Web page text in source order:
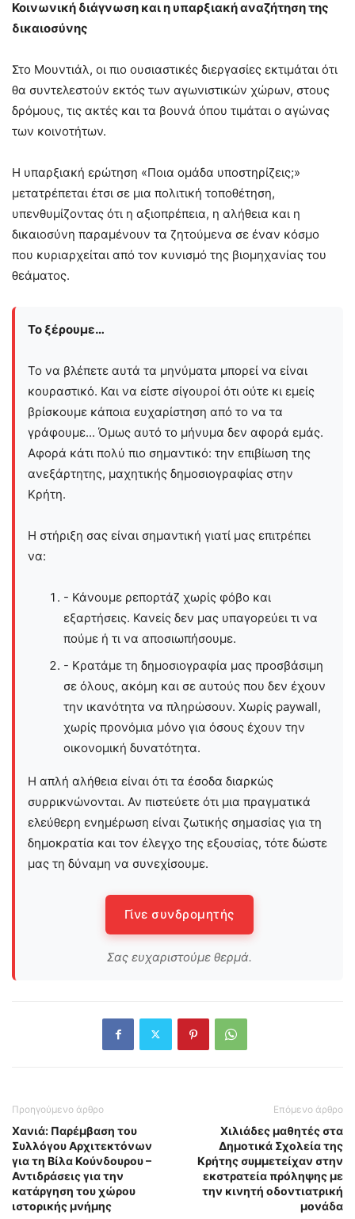
Κοινωνική διάγνωση και η υπαρξιακή αναζήτηση της
δικαιοσύνης
Στο Μουντιάλ, οι πιο ουσιαστικές διεργασίες εκτιμάται ότι
θα συντελεστούν εκτός των αγωνιστικών χώρων, στους
δρόμους, τις ακτές και τα βουνά όπου τιμάται ο αγώνας
των κοινοτήτων.
Η υπαρξιακή ερώτηση «Ποια ομάδα υποστηρίζεις;»
μετατρέπεται έτσι σε μια πολιτική τοποθέτηση,
υπενθυμίζοντας ότι η αξιοπρέπεια, η αλήθεια και η
δικαιοσύνη παραμένουν τα ζητούμενα σε έναν κόσμο
που κυριαρχείται από τον κυνισμό της βιομηχανίας του
θεάματος.
Το ξέρουμε…
Το να βλέπετε αυτά τα μηνύματα μπορεί να είναι
κουραστικό. Και να είστε σίγουροί ότι ούτε κι εμείς
βρίσκουμε κάποια ευχαρίστηση από το να τα
γράφουμε... Όμως αυτό το μήνυμα δεν αφορά εμάς.
Αφορά κάτι πολύ πιο σημαντικό: την επιβίωση της
ανεξάρτητης, μαχητικής δημοσιογραφίας στην
Kρήτη.
Η στήριξη σας είναι σημαντική γιατί μας επιτρέπει
να:
- Κάνουμε ρεπορτάζ χωρίς φόβο και
εξαρτήσεις. Κανείς δεν μας υπαγορεύει τι να
πούμε ή τι να αποσιωπήσουμε.
- Κρατάμε τη δημοσιογραφία μας προσβάσιμη
σε όλους, ακόμη και σε αυτούς που δεν έχουν
την ικανότητα να πληρώσουν. Χωρίς paywall,
χωρίς προνόμια μόνο για όσους έχουν την
οικονομική δυνατότητα.
Η απλή αλήθεια είναι ότι τα έσοδα διαρκώς
συρρικνώνονται. Αν πιστεύετε ότι μια πραγματικά
ελεύθερη ενημέρωση είναι ζωτικής σημασίας για τη
δημοκρατία και τον έλεγχο της εξουσίας, τότε δώστε
μας τη δύναμη να συνεχίσουμε.
Γίνε συνδρομητής
Σας ευχαριστούμε θερμά.
Προηγούμενο άρθρο
Χανιά: Παρέμβαση του
Συλλόγου Αρχιτεκτόνων
για τη Βίλα Κούνδουρου –
Αντιδράσεις για την
κατάργηση του χώρου
ιστορικής μνήμης
Επόμενο άρθρο
Χιλιάδες μαθητές στα
Δημοτικά Σχολεία της
Κρήτης συμμετείχαν στην
εκστρατεία πρόληψης με
την κινητή οδοντιατρική
μονάδα